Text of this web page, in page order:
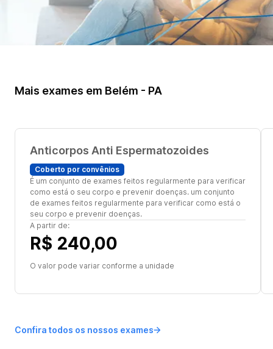
Mais exames em Belém - PA
Anticorpos Anti Espermatozoides
Coberto por convênios
É um conjunto de exames feitos regularmente para verificar
como está o seu corpo e prevenir doenças. um conjunto
de exames feitos regularmente para verificar como está o
seu corpo e prevenir doenças.
A partir de:
R$ 240,00
O valor pode variar conforme a unidade
Confira todos os nossos exames